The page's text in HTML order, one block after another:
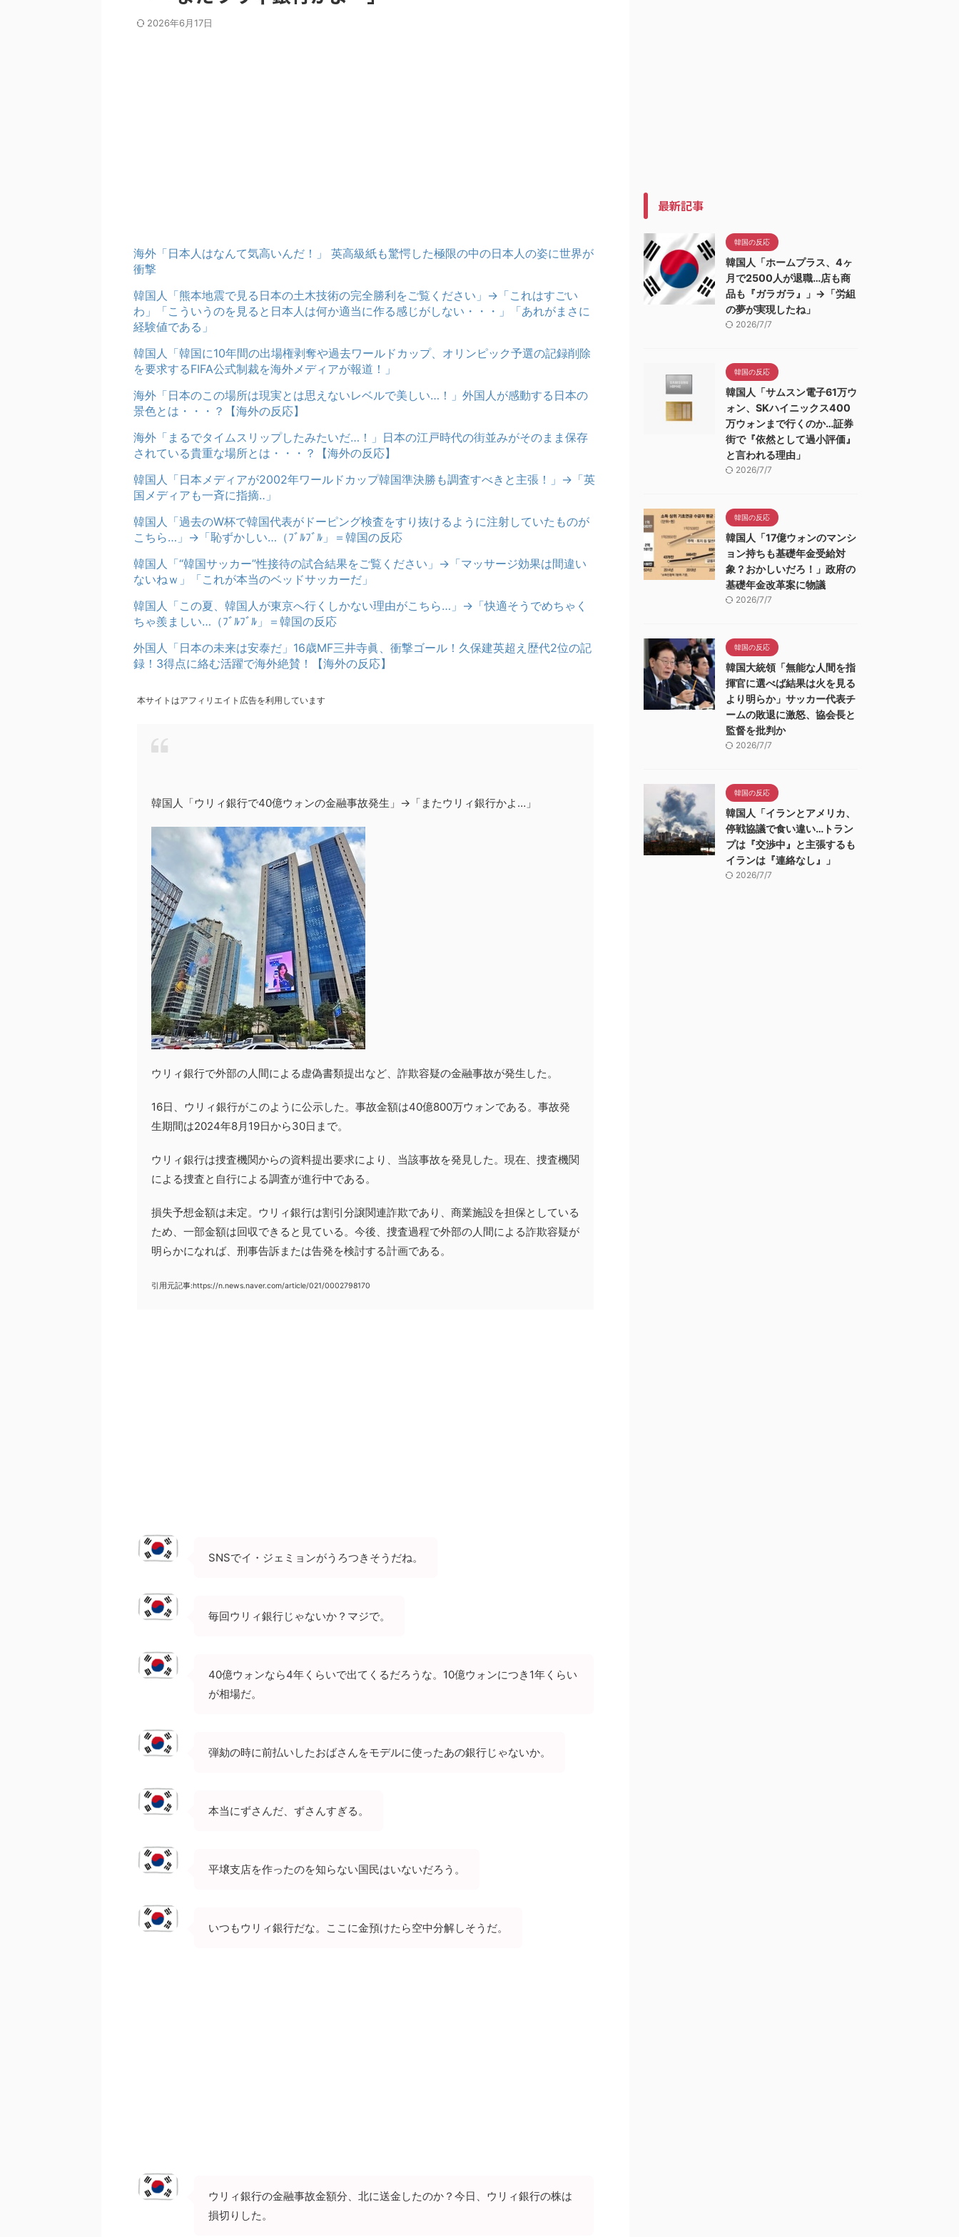
2026年6月17日
海外「日本人はなんて気高いんだ！」 英高級紙も驚愕した極限の中の日本人の姿に世界が
衝撃
韓国人「熊本地震で見る日本の土木技術の完全勝利をご覧ください」→「これはすごい
わ」「こういうのを見ると日本人は何か適当に作る感じがしない・・・」「あれがまさに
経験値である」
韓国人「韓国に10年間の出場権剥奪や過去ワールドカップ、オリンピック予選の記録削除
を要求するFIFA公式制裁を海外メディアが報道！」
海外「日本のこの場所は現実とは思えないレベルで美しい…！」外国人が感動する日本の
景色とは・・・？【海外の反応】
海外「まるでタイムスリップしたみたいだ…！」日本の江戸時代の街並みがそのまま保存
されている貴重な場所とは・・・？【海外の反応】
韓国人「日本メディアが2002年ワールドカップ韓国準決勝も調査すべきと主張！」→「英
国メディアも一斉に指摘‥」
韓国人「過去のW杯で韓国代表がドーピング検査をすり抜けるように注射していたものが
こちら…」→「恥ずかしい…（ﾌﾞﾙﾌﾞﾙ」＝韓国の反応
韓国人「“韓国サッカー”性接待の試合結果をご覧ください」→「マッサージ効果は間違い
ないねｗ」「これが本当のベッドサッカーだ」
韓国人「この夏、韓国人が東京へ行くしかない理由がこちら…」→「快適そうでめちゃく
ちゃ羨ましい…（ﾌﾞﾙﾌﾞﾙ」＝韓国の反応
外国人「日本の未来は安泰だ」16歳MF三井寺眞、衝撃ゴール！久保建英超え歴代2位の記
録！3得点に絡む活躍で海外絶賛！【海外の反応】
本サイトはアフィリエイト広告を利用しています
韓国人「ウリィ銀行で40億ウォンの金融事故発生」→「またウリィ銀行かよ…」
ウリィ銀行で外部の人間による虚偽書類提出など、詐欺容疑の金融事故が発生した。
16日、ウリィ銀行がこのように公示した。事故金額は40億800万ウォンである。事故発
生期間は2024年8月19日から30日まで。
ウリィ銀行は捜査機関からの資料提出要求により、当該事故を発見した。現在、捜査機関
による捜査と自行による調査が進行中である。
損失予想金額は未定。ウリィ銀行は割引分譲関連詐欺であり、商業施設を担保としている
ため、一部金額は回収できると見ている。今後、捜査過程で外部の人間による詐欺容疑が
明らかになれば、刑事告訴または告発を検討する計画である。
引用元記事:https://n.news.naver.com/article/021/0002798170
SNSでイ・ジェミョンがうろつきそうだね。
毎回ウリィ銀行じゃないか？マジで。
40億ウォンなら4年くらいで出てくるだろうな。10億ウォンにつき1年くらい
が相場だ。
弾劾の時に前払いしたおばさんをモデルに使ったあの銀行じゃないか。
本当にずさんだ、ずさんすぎる。
平壌支店を作ったのを知らない国民はいないだろう。
いつもウリィ銀行だな。ここに金預けたら空中分解しそうだ。
ウリィ銀行の金融事故金額分、北に送金したのか？今日、ウリィ銀行の株は
損切りした。
最新記事
韓国の反応
韓国人「ホームプラス、4ヶ
月で2500人が退職…店も商
品も『ガラガラ』」→「労組
の夢が実現したね」
2026/7/7
韓国の反応
韓国人「サムスン電子61万ウ
ォン、SKハイニックス400
万ウォンまで行くのか…証券
街で『依然として過小評価』
と言われる理由」
2026/7/7
韓国の反応
韓国人「17億ウォンのマンシ
ョン持ちも基礎年金受給対
象？おかしいだろ！」政府の
基礎年金改革案に物議
2026/7/7
韓国の反応
韓国大統領「無能な人間を指
揮官に選べば結果は火を見る
より明らか」サッカー代表チ
ームの敗退に激怒、協会長と
監督を批判か
2026/7/7
韓国の反応
韓国人「イランとアメリカ、
停戦協議で食い違い…トラン
プは『交渉中』と主張するも
イランは『連絡なし』」
2026/7/7